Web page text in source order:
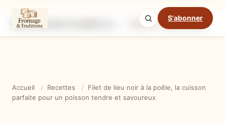
S'abonner
Ingrédients Étapes
Mode cuisine
Accueil / Recettes /
Filet de lieu noir à la poêle, la cuisson
parfaite pour un poisson tendre et savoureux